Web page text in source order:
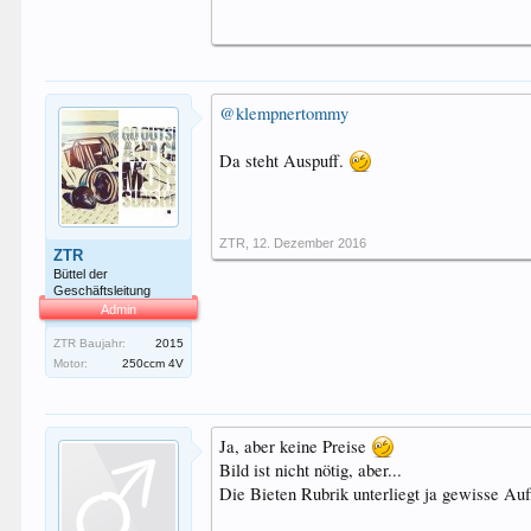
ZTR
Büttel der
Geschäftsleitung
Admin
ZTR Baujahr:
2015
Motor:
250ccm 4V
@klempnertommy
Da steht Auspuff.
ZTR 12. Dezember 2016
Ja, aber keine Preise
Bild ist nicht nötig, aber...
Die Bieten Rubrik unterliegt ja gewisse